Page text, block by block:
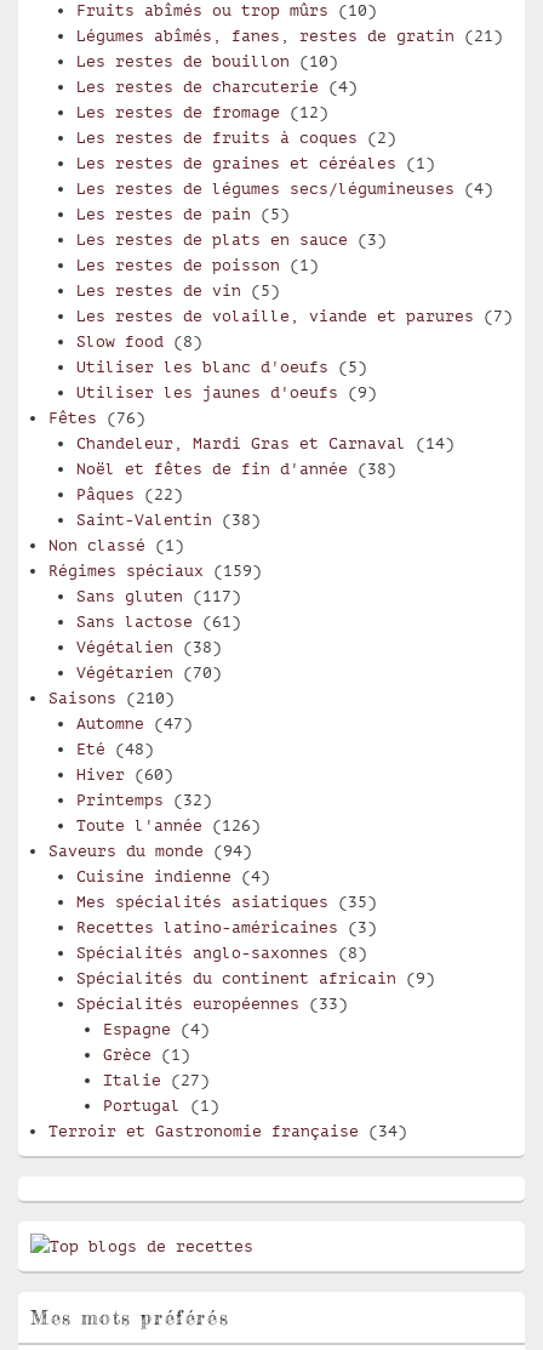
Fruits abîmés ou trop mûrs (10)
Légumes abîmés, fanes, restes de gratin (21)
Les restes de bouillon (10)
Les restes de charcuterie (4)
Les restes de fromage (12)
Les restes de fruits à coques (2)
Les restes de graines et céréales (1)
Les restes de légumes secs/légumineuses (4)
Les restes de pain (5)
Les restes de plats en sauce (3)
Les restes de poisson (1)
Les restes de vin (5)
Les restes de volaille, viande et parures (7)
Slow food(8)
Utiliser les blanc d'oeufs (5)
Utiliser les jaunes d'oeufs (9)
Fêtes (76)
Chandeleur, Mardi Gras et Carnaval (14)
Noël et fêtes de fin d'année (38)
Pâques (22)
Saint-Valentin (38)
Non classé (1)
Régimes spéciaux (159)
Sans gluten (117)
Sans lactose (61)
Végétalien (38)
Végétarien (70)
Saisons (210)
Automne (47)
Eté (48)
Hiver(60)
Printemps (32)
Toute l'année (126)
Saveurs du monde (94)
Cuisine indienne (4)
Mes spécialités asiatiques (35)
Recettes latino-américaines (3)
Spécialités anglo-saxonnes (8)
Spécialités du continent africain (9)
Spécialités européennes (33)
Espagne (4)
Grèce (1)
Italie (27)
Portugal
(1)
Terroir et Gastronomie française (34)
Mes mots préférés